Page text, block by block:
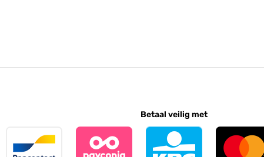
Betaal veilig met